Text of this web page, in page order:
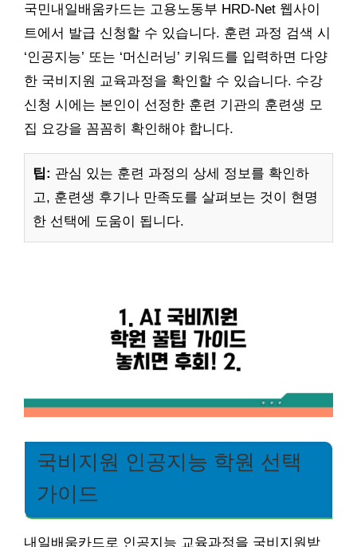
국민내일배움카드는 고용노동부 HRD-Net 웹사이
트에서 발급 신청할 수 있습니다. 훈련 과정 검색 시
‘인공지능’ 또는 ‘머신러닝’ 키워드를 입력하면 다양
한 국비지원 교육과정을 확인할 수 있습니다. 수강
신청 시에는 본인이 선정한 훈련 기관의 훈련생 모
집 요강을 꼼꼼히 확인해야 합니다.
팁: 관심 있는 훈련 과정의 상세 정보를 확인하
고, 훈련생 후기나 만족도를 살펴보는 것이 현명
한 선택에 도움이 됩니다.
국비지원 인공지능 학원 선택
가이드
내일배움카드로 인공지능 교육과정을 국비지원받